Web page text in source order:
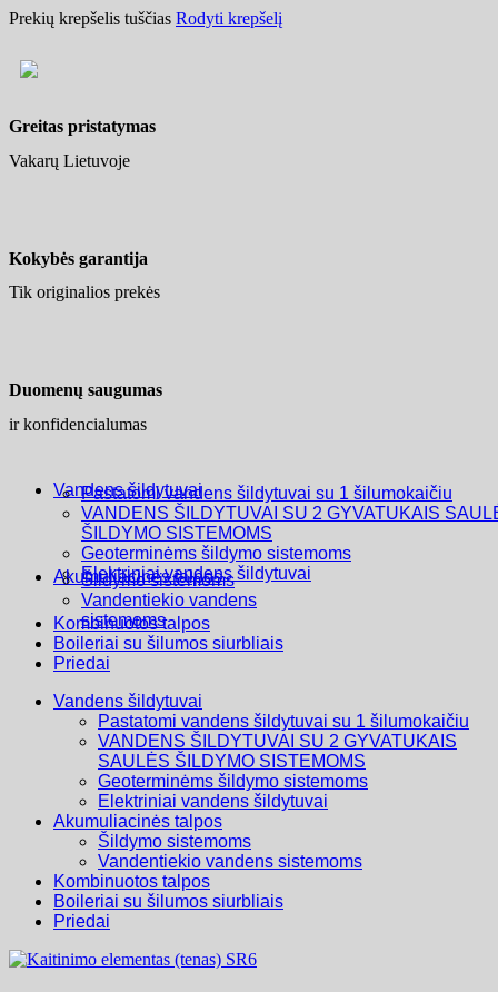
Prekių krepšelis tuščias Rodyti krepšelį
Greitas pristatymas
Vakarų Lietuvoje
Kokybės garantija
Tik originalios prekės
Duomenų saugumas
ir konfidencialumas
Vandens šildytuvai
Pastatomi vandens šildytuvai su 1 šilumokaičiu
VANDENS ŠILDYTUVAI SU 2 GYVATUKAIS
ŠILDYMO SISTEMOMS
Geoterminėms šildymo sistemoms
Elektriniai vandens šildytuvai
Akumuliacinės talpos
Šildymo sistemoms
Vandentiekio vandens
sistemoms
Kombinuotos talpos
Boileriai su šilumos siurbliais
Priedai
Vandens šildytuvai
Pastatomi vandens šildytuvai su 1 šilumokaičiu
VANDENS ŠILDYTUVAI SU 2 GYVATUKAIS
SAULĖS ŠILDYMO SISTEMOMS
Geoterminėms šildymo sistemoms
Elektriniai vandens šildytuvai
Akumuliacinės talpos
Šildymo sistemoms
Vandentiekio vandens sistemoms
Kombinuotos talpos
Boileriai su šilumos siurbliais
Priedai